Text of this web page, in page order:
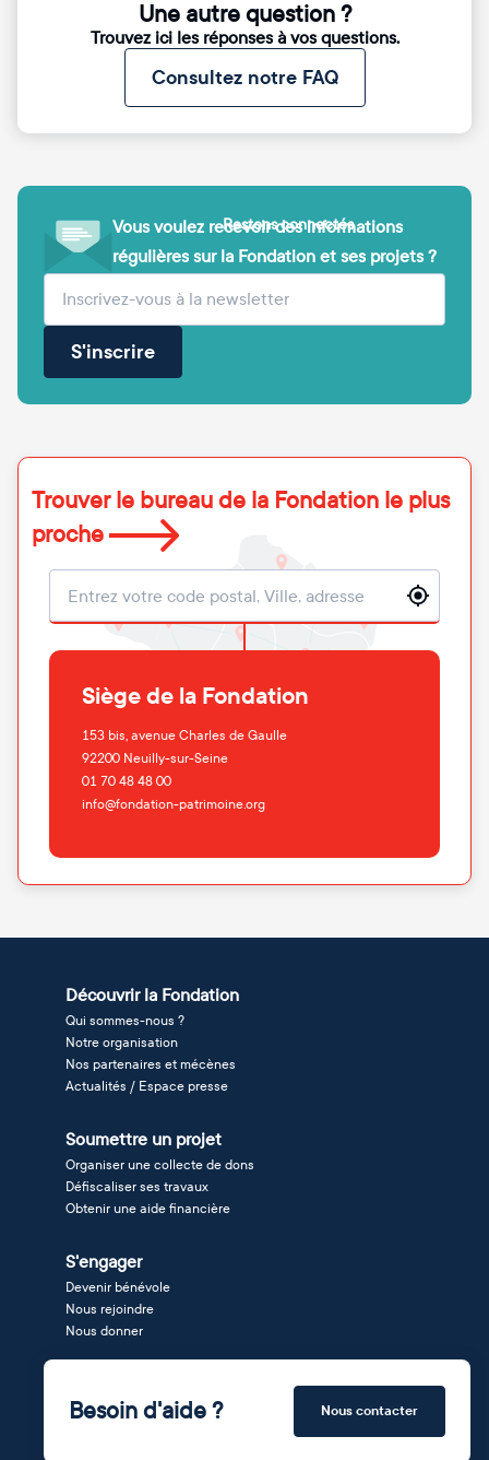
Une autre question ?
Trouvez ici les réponses à vos questions.
Consultez notre FAQ
Vous voulez recevoir des informations
régulières sur la Fondation et ses projets ?
Votre adresse e-mail (obligatoire)
S'inscrire
Restons connectés
Trouver le bureau de la Fondation le plus
proche
Localisation
Siège de la Fondation
153 bis, avenue Charles de Gaulle
92200 Neuilly-sur-Seine
01 70 48 48 00
info@fondation-patrimoine.org
Découvrir la Fondation
Qui sommes-nous ?
Notre organisation
Nos partenaires et mécènes
Actualités / Espace presse
Soumettre un projet
Organiser une collecte de dons
Défiscaliser ses travaux
Obtenir une aide financière
S'engager
Devenir bénévole
Nous rejoindre
Nous donner
Besoin d'aide ? Nous contacter